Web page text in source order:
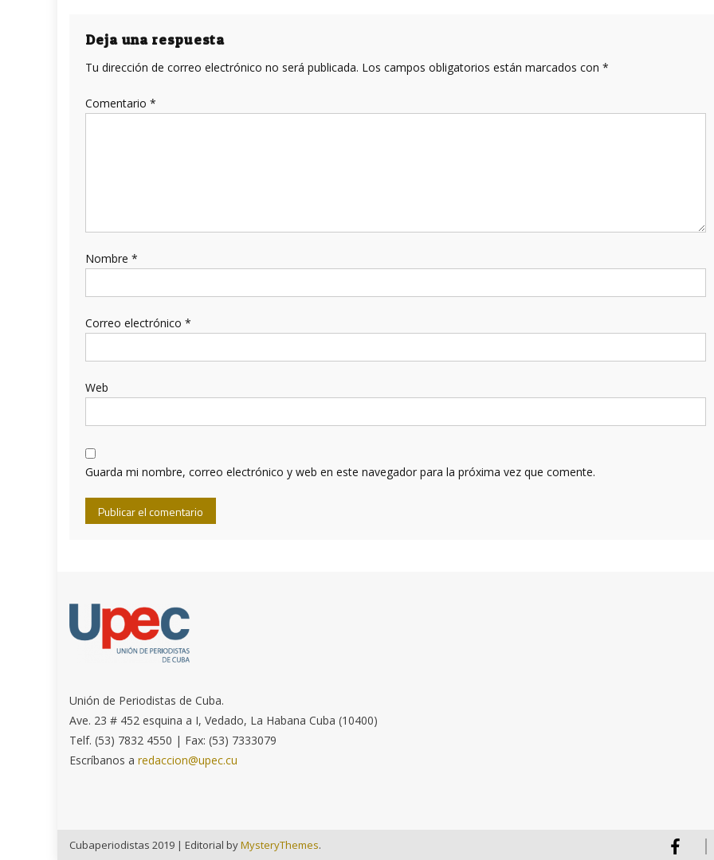
entradas
Deja una respuesta
Tu dirección de correo electrónico no será publicada. Los campos obligatorios están marcados con *
Comentario *
Nombre *
Correo electrónico *
Web
Guarda mi nombre, correo electrónico y web en este navegador para la próxima vez que comente.
Unión de Periodistas de Cuba.
Ave. 23 # 452 esquina a I, Vedado, La Habana Cuba (10400)
Telf. (53) 7832 4550 | Fax: (53) 7333079
Escríbanos aredaccion@upec.cu
Cubaperiodistas 2019 | Editorial byMysteryThemes.